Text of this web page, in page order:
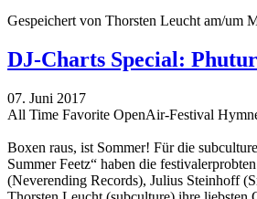
Gespeichert von Thorsten Leucht am/um
DJ-Charts Special:
07. Juni 2017
All Time Favorite OpenAir-Festival
Boxen raus, ist Sommer! Für die
Summer Feetz“ haben die
(Neverending Records), Julius Steinhoff